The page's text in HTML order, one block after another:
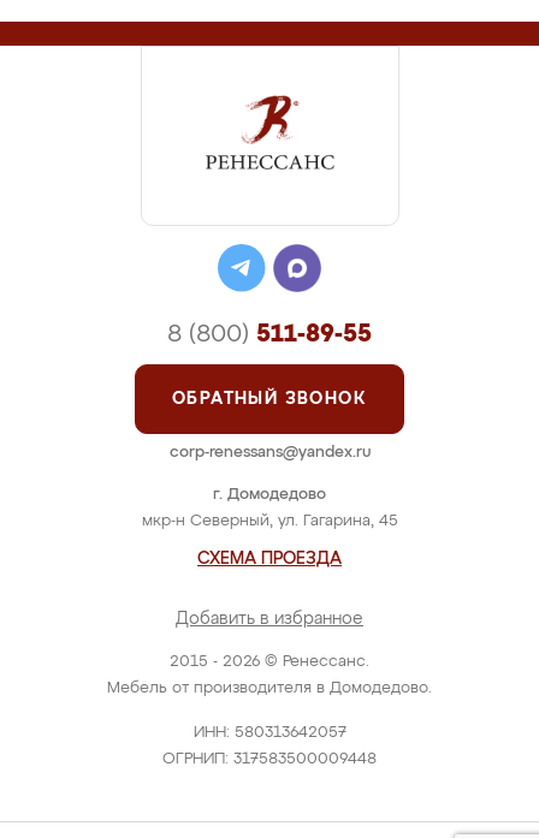
2015 - 2026 © Ренессанс.
Мебель от производителя в Домодедово.
ИНН: 580313642057
ОГРНИП: 317583500009448
г. Домодедово
мкр-н Северный, ул. Гагарина, 45
СХЕМА ПРОЕЗДА
Добавить в избранное
8 (800) 511-89-55
ОБРАТНЫЙ ЗВОНОК
corp-renessans@yandex.ru